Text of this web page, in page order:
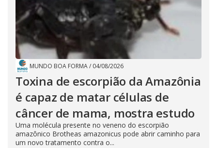
MUNDO BOA FORMA/ 04/08/2026
Toxina de escorpião da Amazônia
é capaz de matar células de
câncer de mama, mostra estudo
Uma molécula presente no veneno do escorpião
amazônico Brotheas amazonicus pode abrir caminho para
um novo tratamento contra o...